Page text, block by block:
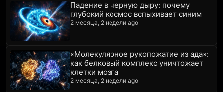
Падение в черную дыру: почему
глубокий космос вспыхивает синим
2 месяца, 2 недели ago
«Молекулярное рукопожатие из ада»:
как белковый комплекс уничтожает
клетки мозга
2 месяца, 2 недели ago